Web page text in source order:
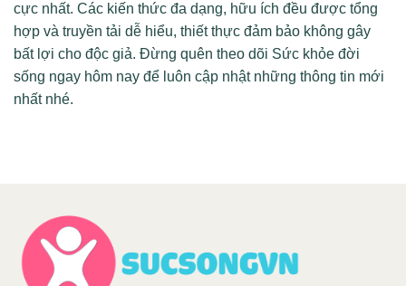
cực nhất. Các kiến thức đa dạng, hữu ích đều được tổng
hợp và truyền tải dễ hiểu, thiết thực đảm bảo không gây
bất lợi cho độc giả. Đừng quên theo dõi Sức khỏe đời
sống ngay hôm nay để luôn cập nhật những thông tin mới
nhất nhé.